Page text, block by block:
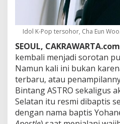
o
a
e
s
R
a
s
u
l
S
a
Idol K-Pop tersohor, Cha Eun
SEOUL, CAKRAWARTA.com
kembali menjadi sorotan
Namun kali ini bukan
terbaru, atau
Bintang ASTRO sekaligus
Selatan itu resmi dibaptis
dengan nama baptis